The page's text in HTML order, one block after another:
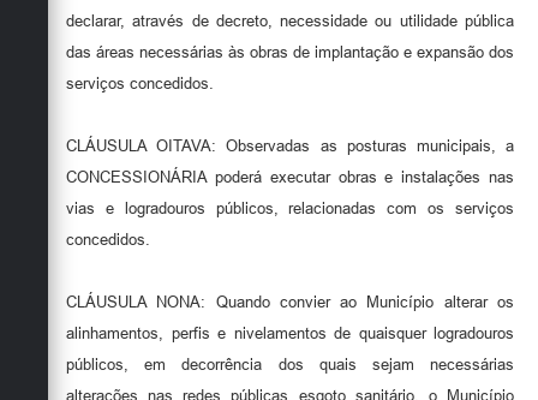
declarar, através de decreto, necessidade ou utilidade pública
das áreas necessárias às obras de implantação e expansão dos
serviços concedidos.
CLÁUSULA OITAVA: Observadas as posturas municipais, a
CONCESSIONÁRIA poderá executar obras e instalações nas
vias e logradouros públicos, relacionadas com os serviços
concedidos.
CLÁUSULA NONA: Quando convier ao Município alterar os
alinhamentos, perfis e nivelamentos de quaisquer logradouros
públicos, em decorrência dos quais sejam necessárias
alterações nas redes públicas esgoto sanitário, o Município